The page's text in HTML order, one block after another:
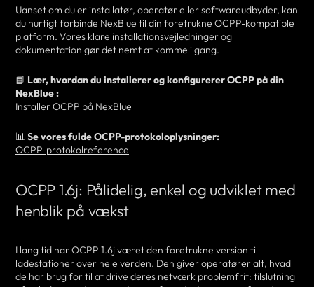
Uanset om du er installatør, operatør eller softwareudbyder, kan
du hurtigt forbinde NexBlue til din foretrukne OCPP-kompatible
platform. Vores klare installationsvejledninger og
dokumentation gør det nemt at komme i gang.
📘 Lær, hvordan du installerer og konfigurerer OCPP på din
NexBlue :
Installer OCPP på NexBlue
📊 Se vores fulde OCPP-protokoloplysninger:
OCPP-protokolreference
OCPP 1.6j: Pålidelig, enkel og udviklet med
henblik på vækst
I lang tid har OCPP 1.6j været den foretrukne version til
ladestationer over hele verden. Den giver operatører alt, hvad
de har brug for til at drive deres netværk problemfrit: tilslutning